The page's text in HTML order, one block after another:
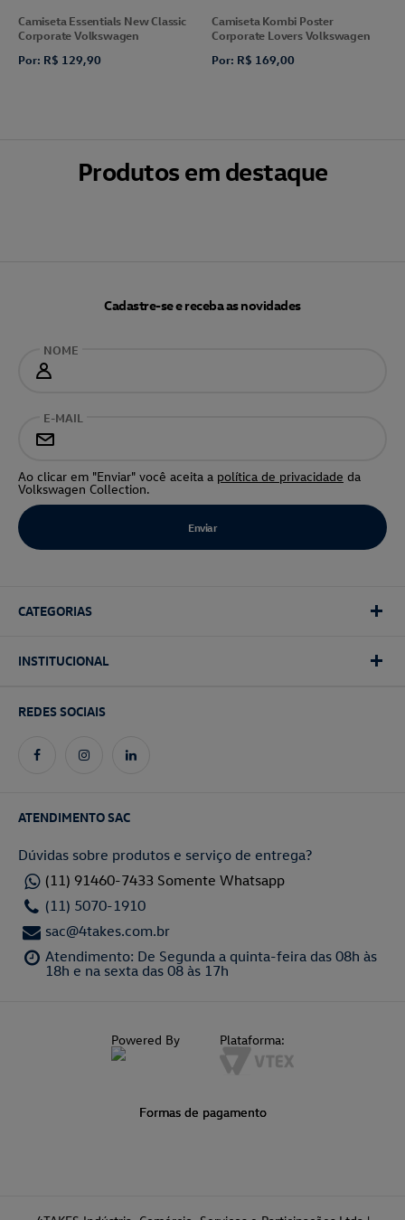
Camiseta Essentials New Classic
Corporate Volkswagen
Por: R$ 129,90
Camiseta Kombi Poster
Corporate Lovers Volkswagen
Por: R$ 169,00
Produtos em destaque
Cadastre-se e receba as novidades
NOME
E-MAIL
Ao clicar em "Enviar" você aceita a política de privacidade da
Volkswagen Collection.
CATEGORIAS
INSTITUCIONAL
REDES SOCIAIS
ATENDIMENTO SAC
Dúvidas sobre produtos e serviço de entrega?
(11) 91460-7433 Somente Whatsapp
(11) 5070-1910
sac@4takes.com.br
Atendimento: De Segunda a quinta-feira das 08h às
18h e na sexta das 08 às 17h
Powered By Plataforma:
Formas de pagamento